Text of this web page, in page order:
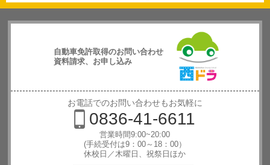
自動車免許取得のお問い合わせ
資料請求、お申し込み
西日本自動
車学校
お電話でのお問い合わせもお気軽に
0836-41-6611
営業時間9:00~20:00
(手続受付は9：00～18：00）
休校日／木曜日、祝祭日ほか